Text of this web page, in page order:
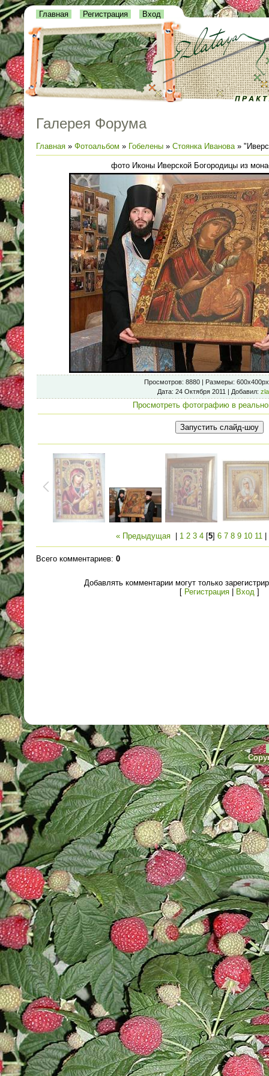
Главная Регистрация Вход
Галерея Форума
Главная » Фотоальбом » Гобелены » Стоянка Иванова»
фото Иконы Иверской Богородицы из
Просмотров: 8880 | Размеры:
Дата: 24 Октября 2011 | Добавил:
Просмотреть фотографию в
« Предыдущая 1 2 3 4 [5] 6 7 8 9 10 11
Всего комментариев: 0
Добавлять комментарии могут только
[ Регистрация| Вход ]